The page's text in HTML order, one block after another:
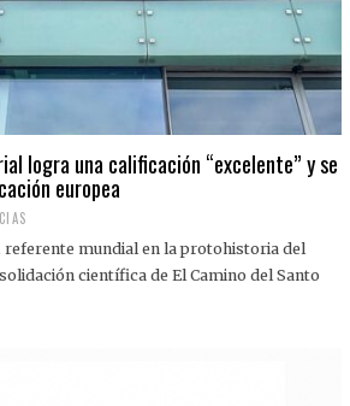
logra una calificación “excelente” y se
europea
referente mundial en la protohistoria del
científica de El Camino del Santo